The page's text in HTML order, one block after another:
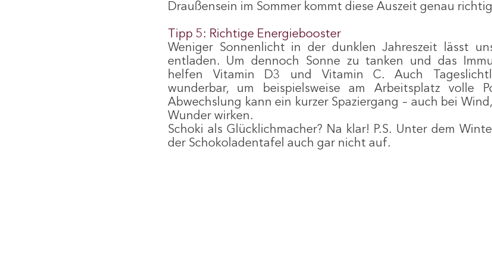
Draußensein im Sommer kommt diese Auszeit genau
Tipp 5: Richtige Energiebooster
Weniger Sonnenlicht in der dunklen Jahreszeit lässt
entladen. Um dennoch Sonne zu tanken und das
helfen Vitamin D3 und Vitamin C. Auch
wunderbar, um beispielsweise am Arbeitsplatz volle
Abwechslung kann ein kurzer Spaziergang – auch bei
Wunder wirken.
Schoki als Glücklichmacher? Na klar! P.S. Unter dem
der Schokoladentafel auch gar nicht auf.